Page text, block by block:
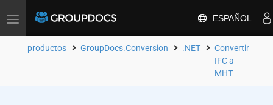
Toggle
ESPAÑOL
productos GroupDocs.Conversion .NET
Convertir
IFC a
MHT